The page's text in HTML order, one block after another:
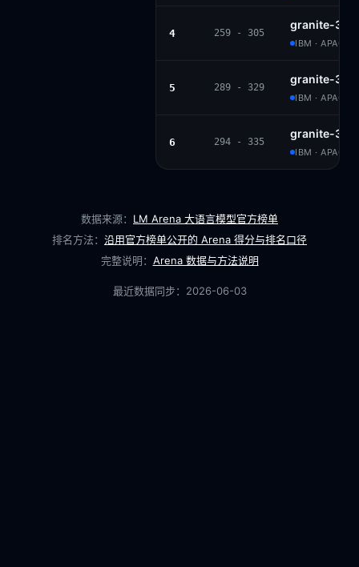
4 259 - 305
granite-
IBM ·
5 289 - 329
granite-
IBM ·
6 294 - 335
granite-
IBM ·
数据来源： LM Arena 大语言模型官方榜单
排名方法： 沿用官方榜单公开的 Arena 得分与排名口径
完整说明： Arena 数据与方法说明
最近数据同步： 2026-06-03